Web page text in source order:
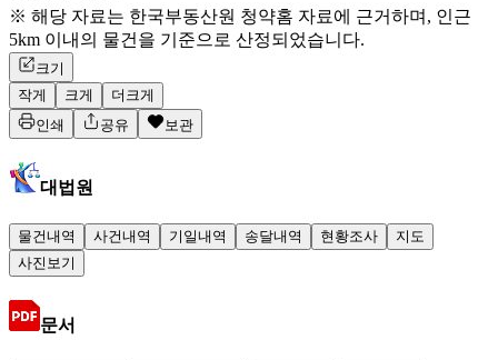
※ 해당 자료는 한국부동산원 청약홈 자료에 근거하며, 인근
5km 이내의 물건을 기준으로 산정되었습니다.
크기
작게
크게
더크게
인쇄
공유 보관
대법원
물건내역 사건내역 기일내역 송달내역 현황조사
지도
사진보기
문서